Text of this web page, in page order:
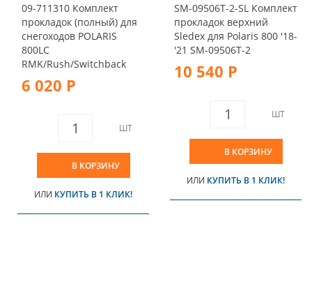
09-711310 Комплект
прокладок (полный) для
снегоходов POLARIS
800LC
RMK/Rush/Switchback
6 020 Р
ШТ
В КОРЗИНУ
ИЛИ КУПИТЬ В 1 КЛИК!
SM-09506T-2-SL Комплект
прокладок верхний
Sledex для Polaris 800 '18-
'21 SM-09506T-2
10 540 Р
ШТ
В КОРЗИНУ
ИЛИ КУПИТЬ В 1 КЛИК!